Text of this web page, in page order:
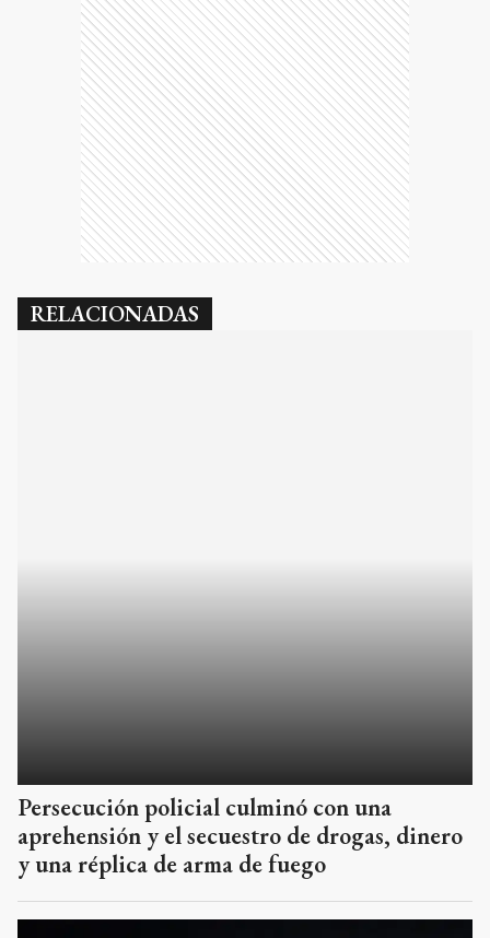
RELACIONADAS
Persecución policial culminó con una
aprehensión y el secuestro de drogas, dinero
y una réplica de arma de fuego